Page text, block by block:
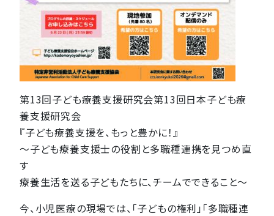
第13回子ども療養支援研究会第13回日本子ども療
養支援研究会
『子ども療養支援を、もっと豊かに！』
〜子ども療養支援士の役割と多職種連携を見つめ直
す
療養生活を送る子どもたちに、チームでできること〜
今、小児医療の現場では、「子どもの権利」「多職種連